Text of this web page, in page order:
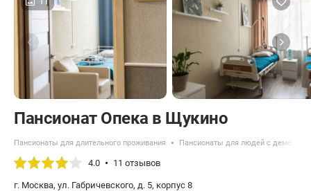
Пансионат Опека в Щукино
Пансионаты для длительного проживания Пансионаты для людей с
4.0 11 отзывов
г. Москва, ул. Габричевского, д. 5, корпус 8